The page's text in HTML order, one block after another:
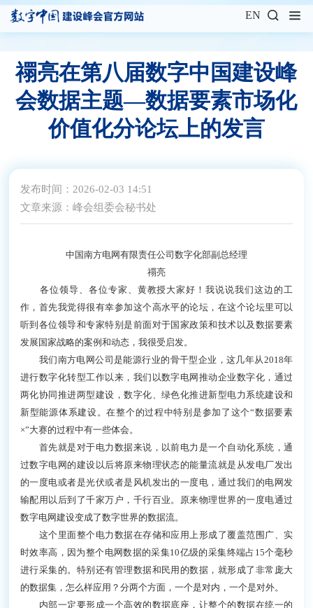
EN
禤亮在第八届数字中国建设峰
会数据主题—数据要素市场化
价值化分论坛上的发言
发布时间：2026-02-03 14:51
文章来源：峰会组委会秘书处
中国南方电网有限责任公司数字化部副总经理
禤亮
各位领导、各位专家、黄教授大家好！我说说我们这边的工
作，首先我觉得很有幸参加这个高水平的论坛，在这个论坛里可以
听到各位领导和专家特别是前面对于国家政策和技术以及数据要素
发展国家战略的案例和动态，我很受启发。
我们南方电网公司是能源行业的骨干型企业，这几年从2018年
进行数字化转型工作以来，我们以数字电网推动企业数字化，通过
两化协同推进两型建设，数字化、绿色化推进新型电力系统建设和
新型能源体系建设。在整个的过程中特别是参加了这个“数据要素
×”大赛的过程中有一些体会。
首先就是对于电力数据来说，以前电力是一个自动化系统，通
过数字电网的建设以后将原来物理状态的能量流就是从发电厂发出
的一度电或者是光伏或者是风机发出的一度电，通过我们的电网发
输配用以后到了千家万户，千行百业。原来物理世界的一度电通过
数字电网建设变成了数字世界的数据流。
这个里面整个电力数据在存储和应用上形成了覆盖范围广、实
时效率高，因为整个电网数据的采集10亿级的采集终端占15个毫秒
进行采集的。特别还有管理数据和民用的数据，就形成了非常庞大
的数据集，怎么样应用？分两个方面，一个是对内，一个是对外。
内部一定要形成一个高效的数据底座，让整个的数据在统一的